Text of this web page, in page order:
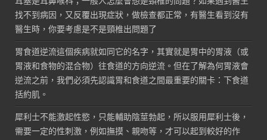
找不到病因，又反覆出現症狀，做檢查都正常，有醫生看到沒有
醫生時，你要考慮是不是頸椎出問題了
胃食道逆流這個疾病就如同它的名字，其實就是胃中的胃液（或
胃液和食物的混合物）往食道的方向逆流。但在了解為何胃液會
逆流之前，我們必須先認識胃和食道之間最重要的關卡：下食道
括約肌。
犀利士不能激起性慾，只能輔助陰莖勃起，所以服用犀利士後，
需要一定的性刺激，例如撫摸、親吻等，才可以起到較好的作